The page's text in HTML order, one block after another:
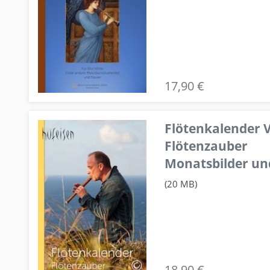
17,90 €
Flötenkalender
Flötenzauber
Monatsbilder
(20 MB)